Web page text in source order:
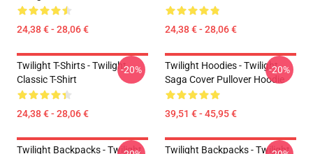
24,38 € - 28,06 € 24,38 € - 28,06 €
Twilight T-Shirts - Twilight
Classic T-Shirt
24,38 € - 28,06 €
-20%
Twilight Hoodies - Twilight
Saga Cover Pullover Hoodie
39,51 € - 45,95 €
-20%
Twilight Backpacks - Twilight
Twilight Backpacks - Twilight